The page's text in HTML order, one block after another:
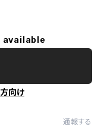
向け
通報する